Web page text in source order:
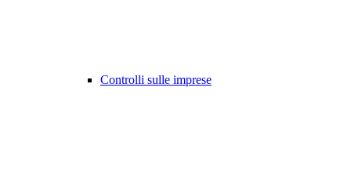
Controlli sulle imprese